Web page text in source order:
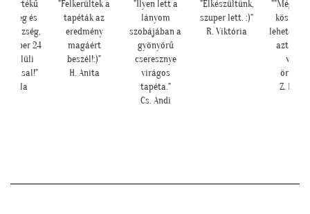
értékű
és
24
belüli
Leila
"Felkerültek a
tapéták az
eredmény
magáért
beszél!:)"
H. Anita
"Ilyen lett a
lányom
szobájában a
gyönyörű
cseresznye
virágos
tapéta."
Cs. Andi
"Elkészültünk,
szuper lett. :)"
R. Viktória
""Még
azt is,
velünk
Z.